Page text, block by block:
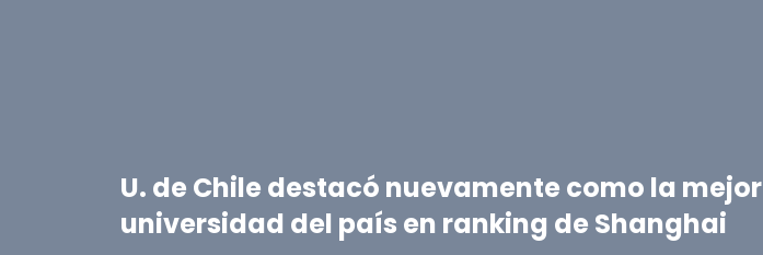
U. de Chile destacó nuevamente como la mejor
universidad del país en ranking de Shanghai